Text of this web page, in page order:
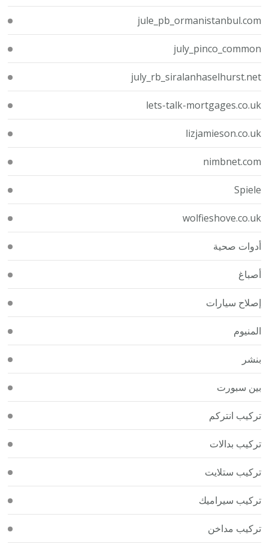
jule_pb_ormanistanbul.com
july_pinco_common
july_rb_siralanhaselhurst.net
lets-talk-mortgages.co.uk
lizjamieson.co.uk
nimbnet.com
Spiele
wolfieshove.co.uk
أدوات صحية
أصباغ
إصلاح سيارات
المنيوم
بنشر
بين سبورت
تركيب انتركم
تركيب بدالات
تركيب ستلايت
تركيب سيراميك
تركيب مداخن